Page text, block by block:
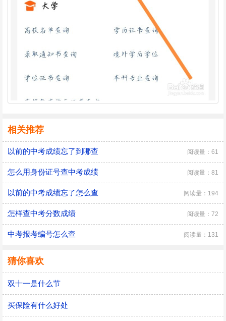
相关推荐
以前的中考成绩忘了到哪查 阅读量：61
怎么用身份证号查中考成绩 阅读量：81
以前的中考成绩忘了怎么查 阅读量：194
怎样查中考分数成绩 阅读量：72
中考报考编号怎么查 阅读量：131
猜你喜欢
双十一是什么节
买保险有什么好处